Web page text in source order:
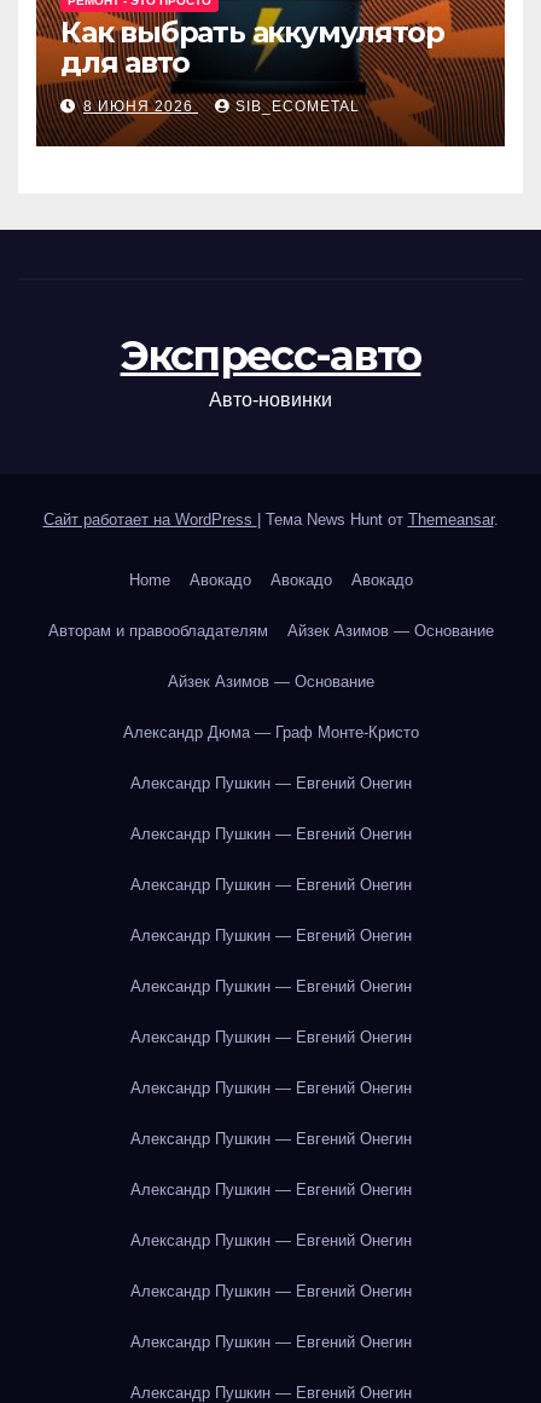
Как выбрать аккумулятор
для авто
8 ИЮНЯ 2026 SIB_ECOMETAL
Экспресс-авто
Авто-новинки
Сайт работает на WordPress Тема News Hunt от Themeansar.
Home Авокадо Авокадо Авокадо
Авторам и правообладателям Айзек Азимов — Основание
Айзек Азимов — Основание
Александр Дюма — Граф Монте-Кристо
Александр Пушкин — Евгений Онегин
Александр Пушкин — Евгений Онегин
Александр Пушкин — Евгений Онегин
Александр Пушкин — Евгений Онегин
Александр Пушкин — Евгений Онегин
Александр Пушкин — Евгений Онегин
Александр Пушкин — Евгений Онегин
Александр Пушкин — Евгений Онегин
Александр Пушкин — Евгений Онегин
Александр Пушкин — Евгений Онегин
Александр Пушкин — Евгений Онегин
Александр Пушкин — Евгений Онегин
Александр Пушкин — Евгений Онегин